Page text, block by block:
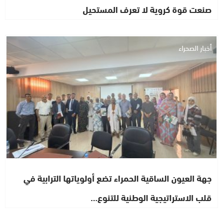
صنعت قوة كروية لا تعرف المستحيل
أخبار الصحراء
جهة العيون الساقية الحمراء تضع أولوياتها الترابية في
قلب الاستراتيجية الوطنية للتنوع…